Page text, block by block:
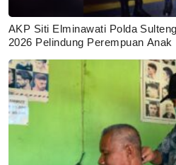
AKP Siti Elminawati Polda
2026 Pelindung Perempuan Anak